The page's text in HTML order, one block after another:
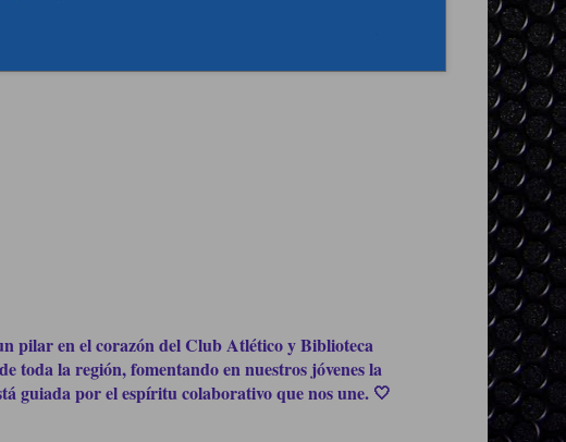
pilar en el corazón del Club Atlético y Biblioteca
toda la región, fomentando en nuestros jóvenes la
guiada por el espíritu colaborativo que nos une. 🤍